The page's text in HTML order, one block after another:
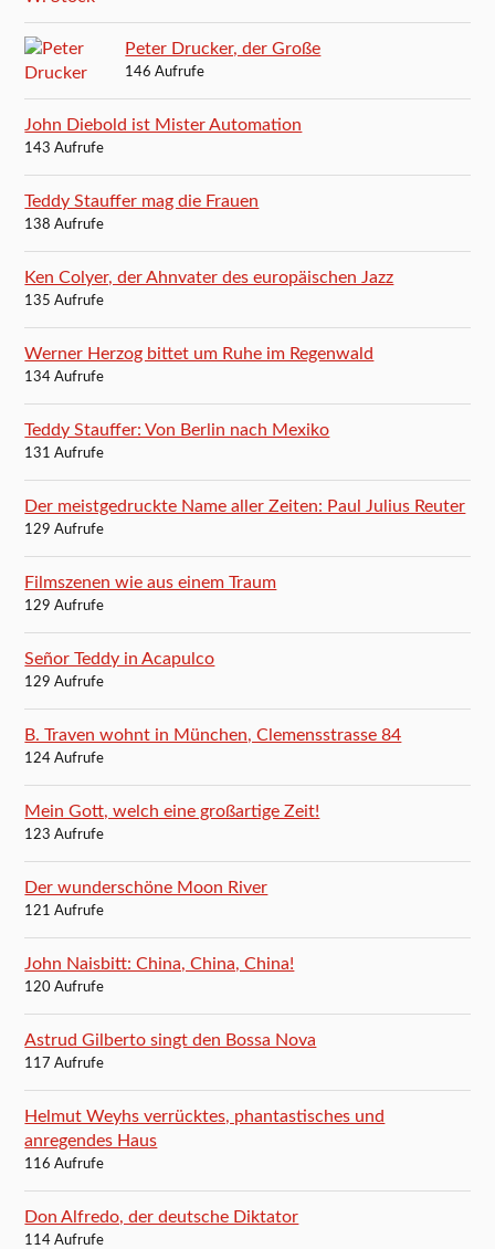
Peter Drucker, der Große
146 Aufrufe
John Diebold ist Mister Automation
143 Aufrufe
Teddy Stauffer mag die Frauen
138 Aufrufe
Ken Colyer, der Ahnvater des europäischen Jazz
135 Aufrufe
Werner Herzog bittet um Ruhe im Regenwald
134 Aufrufe
Teddy Stauffer: Von Berlin nach Mexiko
131 Aufrufe
Der meistgedruckte Name aller Zeiten: Paul Julius Reuter
129 Aufrufe
Filmszenen wie aus einem Traum
129 Aufrufe
Señor Teddy in Acapulco
129 Aufrufe
B. Traven wohnt in München, Clemensstrasse 84
124 Aufrufe
Mein Gott, welch eine großartige Zeit!
123 Aufrufe
Der wunderschöne Moon River
121 Aufrufe
John Naisbitt: China, China, China!
120 Aufrufe
Astrud Gilberto singt den Bossa Nova
117 Aufrufe
Helmut Weyhs verrücktes, phantastisches und
anregendes Haus
116 Aufrufe
Don Alfredo, der deutsche Diktator
114 Aufrufe